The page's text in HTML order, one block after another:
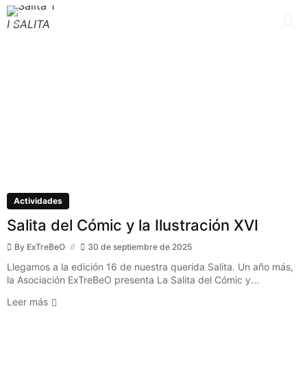
I SALITA
Actividades
Salita del Cómic y la Ilustración XVI
By ExTreBeO 30 de septiembre de 2025
Llegamos a la edición 16 de nuestra querida Salita. Un año más,
la Asociación ExTreBeO presenta La Salita del Cómic y...
Leer más